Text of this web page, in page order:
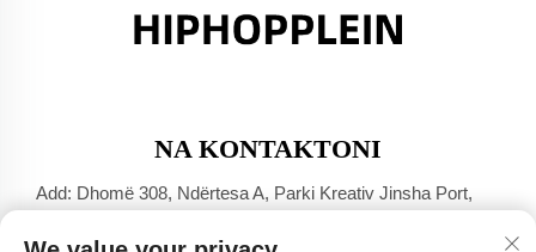
NA KONTAKTONI
Add: Dhomë 308, Ndërtesa A, Parki Kreativ Jinsha Port,